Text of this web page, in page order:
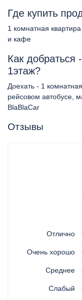
Где купить
1 комнатная
и кафе
Как добраться
1этаж?
Доехать - 1
рейсовом автобусе,
BlaBlaCar
Отзывы
Отлично
Очень хорошо
Среднее
Слабый